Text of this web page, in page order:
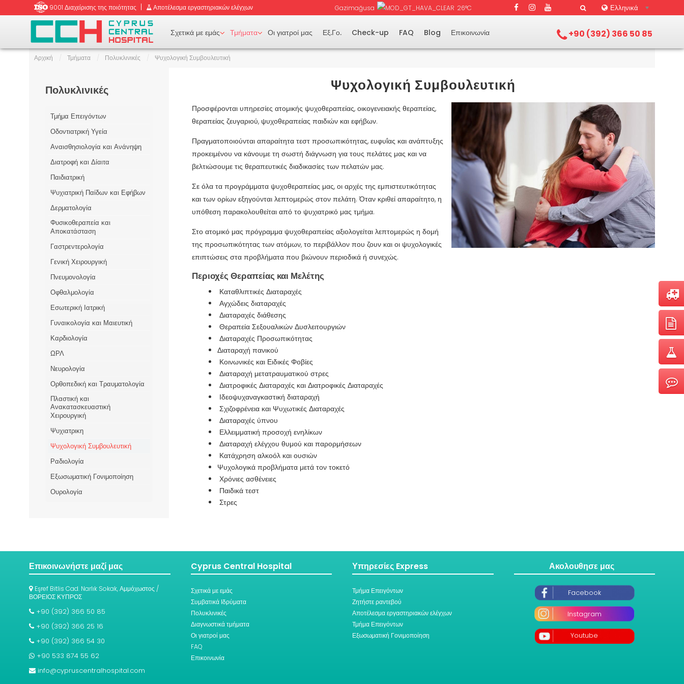
9001 Διαχείρισης της ποιότητας Αποτέλεσμα εργαστηριακών ελέγχων Gazimağusa 26°C Ελληνικά
+90 (392) 366 50 85
Σχετικά με εμάς Τμήματα
κατά την προσπάθεια
Τομογραφία
Οι γιατροί μας Εξ.Γο. Check-up FAQ Blog Επικοινωνία
Αρχική / Τμήματα / Πολυκλινικές / Ψυχολογική Συμβουλευτική
Ψυχολογική Συμβουλευτική
Προσφέρονται υπηρεσίες ατομικής ψυχοθεραπείας, οικογενειακής θεραπείας,
θεραπείας ζευγαριού, ψυχοθεραπείας παιδιών και εφήβων.
Πραγματοποιούνται απαραίτητα τεστ προσωπικότητας, ευφυΐας και ανάπτυξης
προκειμένου να κάνουμε τη σωστή διάγνωση για τους πελάτες μας και να
βελτιώσουμε τις θεραπευτικές διαδικασίες των πελατών μας.
Σε όλα τα προγράμματα ψυχοθεραπείας μας, οι αρχές της εμπιστευτικότητας
και των ορίων εξηγούνται λεπτομερώς στον πελάτη. Όταν κριθεί απαραίτητο, η
υπόθεση παρακολουθείται από το ψυχιατρικό μας τμήμα.
Στο ατομικό μας πρόγραμμα ψυχοθεραπείας αξιολογείται λεπτομερώς η δομή
της προσωπικότητας των ατόμων, το περιβάλλον που ζουν και οι ψυχολογικές
επιπτώσεις στα προβλήματα που βιώνουν περιοδικά ή συνεχώς.
Περιοχές Θεραπείας και Μελέτης
Καταθλιπτικές Διαταραχές
Αγχώδεις διαταραχές
Διαταραχές διάθεσης
Θεραπεία Σεξουαλικών Δυσλειτουργιών
Διαταραχές Προσωπικότητας
Διαταραχή πανικού
Κοινωνικές και Ειδικές Φοβίες
Διαταραχή μετατραυματικού στρες
Διατροφικές Διαταραχές και Διατροφικές Διαταραχές
Ιδεοψυχαναγκαστική διαταραχή
Σχιζοφρένεια και Ψυχωτικές Διαταραχές
Διαταραχές ύπνου
Ελλειμματική προσοχή ενηλίκων
Διαταραχή ελέγχου θυμού και παρορμήσεων
Κατάχρηση αλκοόλ και ουσιών
Ψυχολογικά προβλήματα μετά τον τοκετό
Χρόνιες ασθένειες
Παιδικά τεστ
Στρες
Πολυκλινικές
Τμήμα Επειγόντων
Οδοντιατρική Υγεία
Αναισθησιολογία και Ανάνηψη
Διατροφή και Δίαιτα
Παιδιατρική
Ψυχιατρική Παίδων και Εφήβων
Δερματολογία
Φυσικοθεραπεία και
Αποκατάσταση
Γαστρεντερολογία
Γενική Χειρουργική
Πνευμονολογία
Οφθαλμολογία
Εσωτερική Ιατρική
Γυναικολογία και Μαιευτική
Καρδιολογία
ΩΡΛ
Νευρολογία
Ορθοπεδική και Τραυματολογία
Πλαστική και
Ανακατασκευαστική
Χειρουργική
Ψυχιατρικη
Ψυχολογική Συμβουλευτική
Ραδιολογία
Εξωσωματική Γονιμοποίηση
Ουρολογία
Επικοινωνήστε μαζί μας
Eşref Bitlis Cad. Narlık Sokak, Αμμόχωστος /
ΒΟΡΕΙΟΣ ΚΥΠΡΟΣ
+90 (392) 366 50 85
+90 (392) 366 25 16
+90 (392) 366 54 30
+90 533 874 55 62
info@cypruscentralhospital.com
Cyprus Central Hospital
Σχετικά με εμάς
Συμβατικά Ιδρύματα
Πολυκλινικές
Διαγνωστικά τμήματα
Οι γιατροί μας
FAQ
Επικοινωνία
Υπηρεσίες Express
Τμήμα Επειγόντων
Ζητήστε ραντεβού
Αποτέλεσμα εργαστηριακών ελέγχων
Τμήμα Επειγόντων
Εξωσωματική Γονιμοποίηση
Ακολουθησε μας
Facebook
Instagram
Youtube